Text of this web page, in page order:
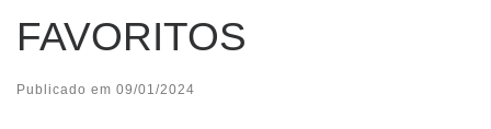
FAVORITOS
Publicado em 09/01/2024